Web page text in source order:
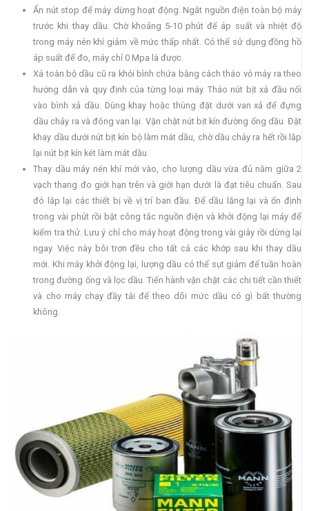
Ấn nút stop để máy dừng hoạt động. Ngắt nguồn điện toàn bộ máy
trước khi thay dầu. Chờ khoảng 5-10 phút để áp suất và nhiệt độ
trong máy nén khí giảm về mức thấp nhất. Có thể sử dụng đồng hồ
áp suất để đo, máy chỉ 0 Mpa là được.
Xả toàn bộ dầu cũ ra khỏi bình chứa bằng cách tháo vỏ máy ra theo
hướng dẫn và quy định của từng loại máy. Tháo nút bịt xả đầu nối
vào bình xả dầu. Dùng khay hoặc thùng đặt dưới van xả để đựng
dầu chảy ra và đóng van lại. Vặn chặt nút bịt kín đường ống dầu. Đặt
khay dầu dưới nút bịt kín bộ làm mát dầu, chờ dầu chảy ra hết rồi lắp
lại nút bịt kín két làm mát dầu.
Thay dầu máy nén khí mới vào, cho lượng dầu vừa đủ nằm giữa 2
vạch thang đo giới hạn trên và giới hạn dưới là đạt tiêu chuẩn. Sau
đó lắp lại các thiết bị về vị trí ban đầu. Để dầu lắng lại và ổn định
trong vài phút rồi bật công tắc nguồn điện và khởi động lại máy để
kiểm tra thử. Lưu ý chỉ cho máy hoạt động trong vài giây rồi dừng lại
ngay. Việc này bôi trơn đều cho tất cả các khớp sau khi thay dầu
mới. Khi máy khởi động lại, lượng dầu có thể sụt giảm để tuần hoàn
trong đường ống và lọc dầu. Tiến hành vặn chặt các chi tiết cần thiết
và cho máy chạy đầy tải để theo dõi mức dầu có gì bất thường
không.